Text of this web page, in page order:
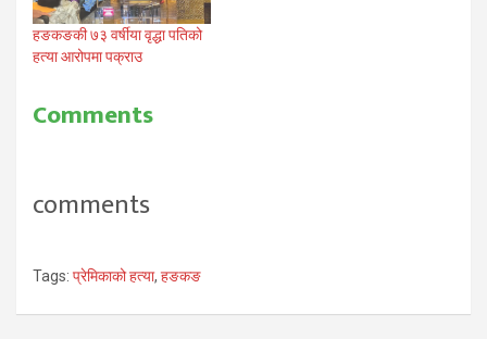
हङकङकी ७३ वर्षीया वृद्धा पतिको
हत्या आरोपमा पक्राउ
Comments
comments
Tags: प्रेमिकाको हत्या, हङकङ